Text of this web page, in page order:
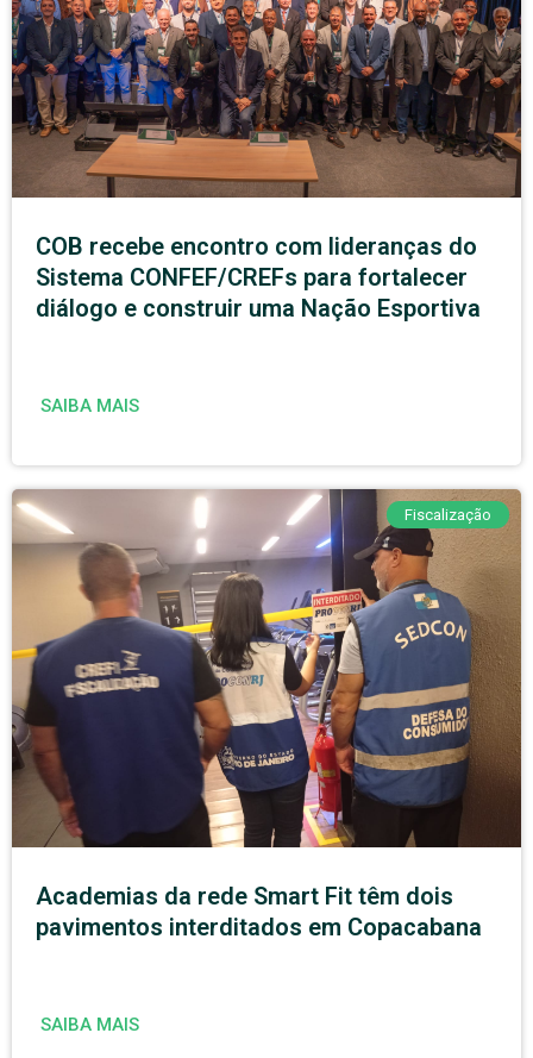
COB recebe encontro com lideranças do
Sistema CONFEF/CREFs para fortalecer
diálogo e construir uma Nação Esportiva
SAIBA MAIS
Fiscalização
Academias da rede Smart Fit têm dois
pavimentos interditados em Copacabana
SAIBA MAIS